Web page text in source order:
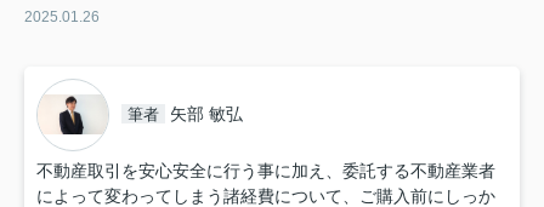
2025.01.26
筆者 矢部 敏弘
不動産取引を安心安全に行う事に加え、委託する不動産業者
によって変わってしまう諸経費について、ご購入前にしっか